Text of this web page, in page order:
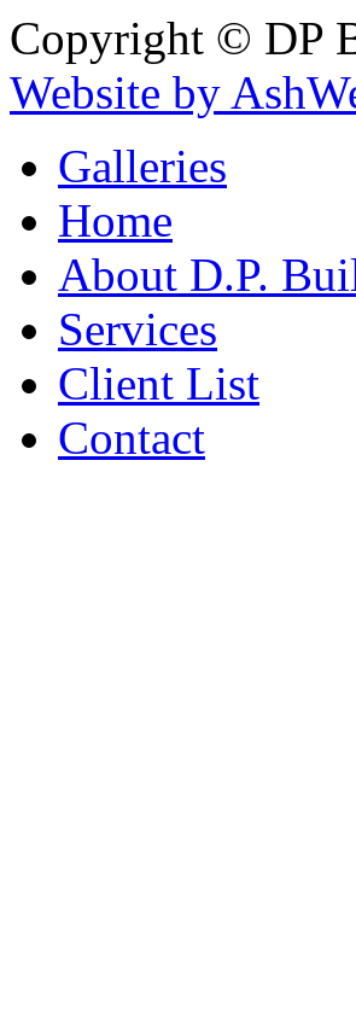
Copyright © DP
Website by
Galleries
Home
About D.P.
Services
Client List
Contact